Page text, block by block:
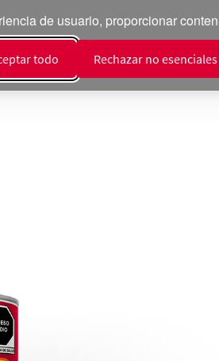
de usuario, proporcionar
todo Rechazar no esenciales
Productos Talento Sala